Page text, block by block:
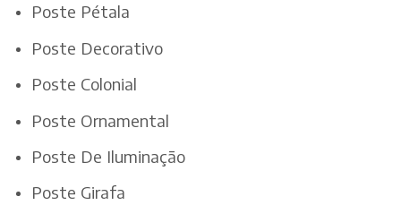
Poste Pétala
Poste Decorativo
Poste Colonial
Poste Ornamental
Poste De Iluminação
Poste Girafa